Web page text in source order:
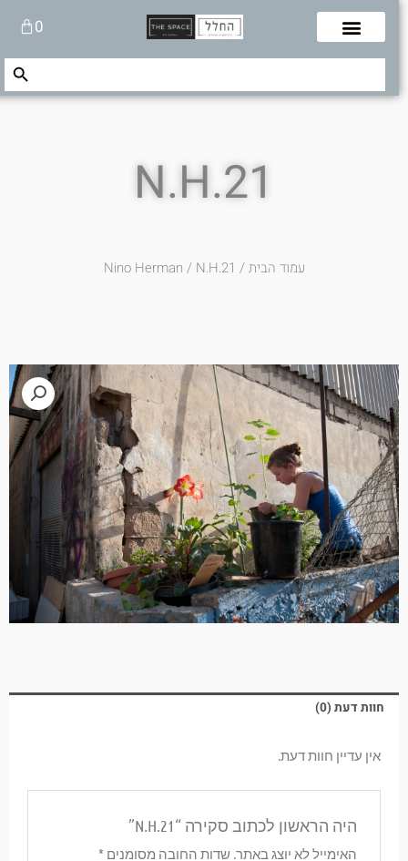
0עגלת
קניות
Search
Search Button
N.H.21
עמוד הבית/
Nino Herman/ N.H.21
חוות דעת (0)
אין עדיין חוות דעת.
היה הראשון לכתוב סקירה “N.H.21”
האימייל לא יוצג באתר.שדות החובה מסומנים*